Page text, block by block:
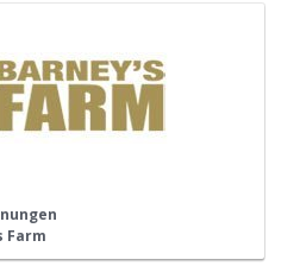
Farm